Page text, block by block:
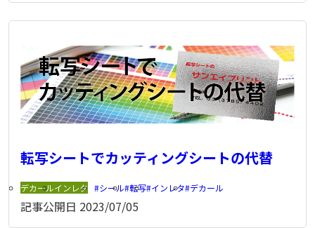
転写シートでカッティングシートの代替
デカールインレタ シール 転写 インレタ デカール
記事公開日 2023/07/05